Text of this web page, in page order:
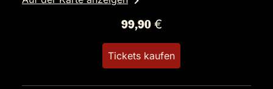
99,90 €
Tickets kaufen